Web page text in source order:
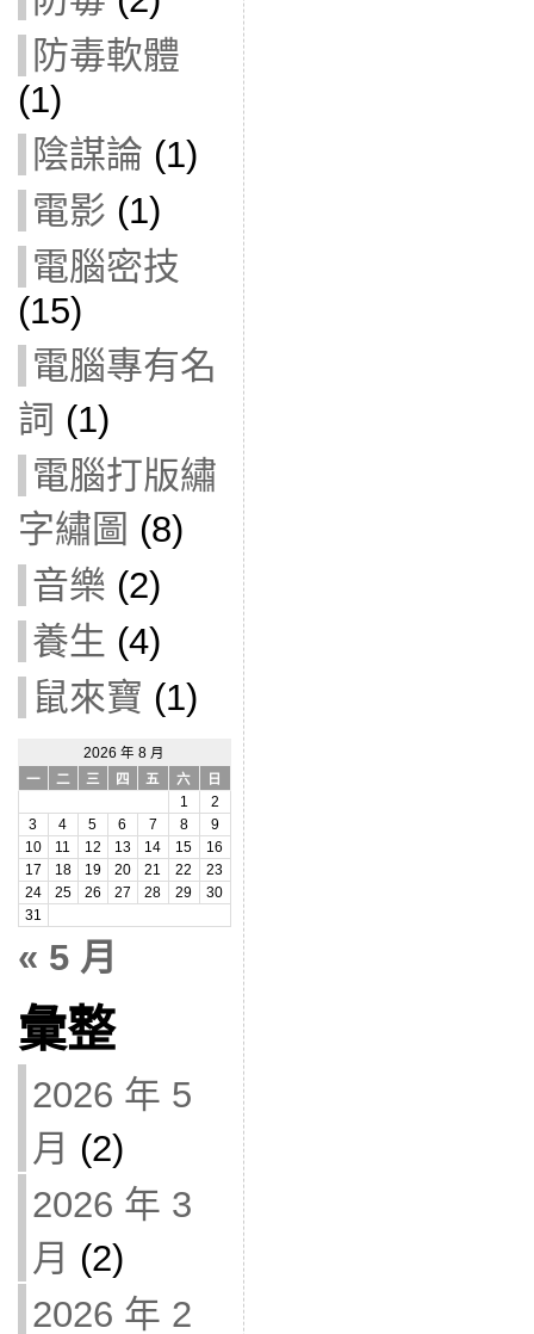
防毒軟體
(1)
陰謀論 (1)
電影 (1)
電腦密技
(15)
電腦專有名
詞 (1)
電腦打版繡
字繡圖 (8)
音樂 (2)
養生 (4)
鼠來寶 (1)
2026 年 8 月
一
二 三 四 五 六
日
1
2
3
4 5 6 7 8
9
10
11 12 13 14 15
16
17
18 19 20 21 22
23
24
25 26 27 28 29
30
31
« 5 月
彙整
2026 年 5
月 (2)
2026 年 3
月 (2)
2026 年 2